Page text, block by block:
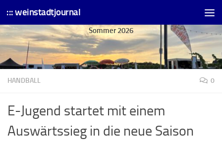
Skip to content
::: weinstadtjournal
Sommer 2026
HANDBALL 0
E-Jugend startet mit einem
Auswärtssieg in die neue Saison